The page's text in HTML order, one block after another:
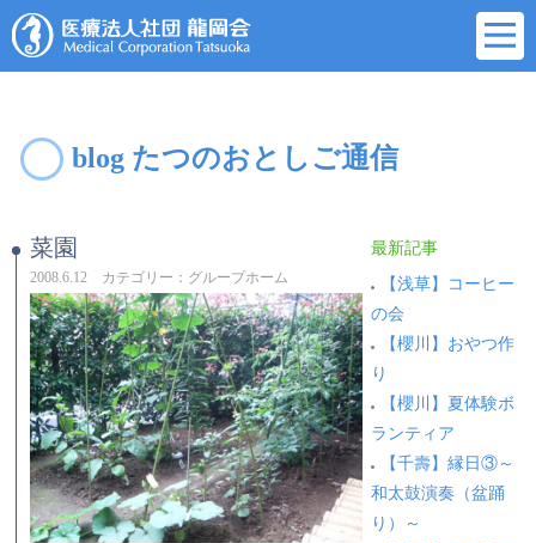
blog たつのおとしご通信
菜園
2008.6.12 カテゴリー：グループホーム
最新記事
【浅草】コーヒー
の会
【櫻川】おやつ作
り
【櫻川】夏体験ボ
ランティア
【千壽】縁日③～
和太鼓演奏（盆踊
り）～